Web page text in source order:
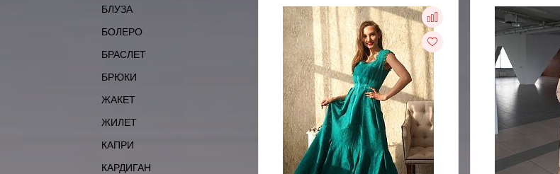
БЛУЗА
БОЛЕРО
БРАСЛЕТ
БРЮКИ
ЖАКЕТ
ЖИЛЕТ
КАПРИ
КАРДИГАН